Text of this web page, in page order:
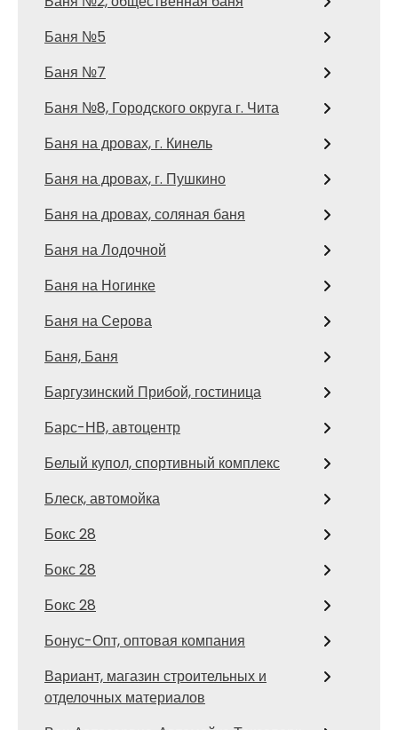
Баня №5
Баня №7
Баня №8, Городского округа г. Чита
Баня на дровах, г. Кинель
Баня на дровах, г. Пушкино
Баня на дровах, соляная баня
Баня на Лодочной
Баня на Ногинке
Баня на Серова
Баня, Баня
Баргузинский Прибой, гостиница
Барс-НВ, автоцентр
Белый купол, спортивный комплекс
Блеск, автомойка
Бокс 28
Бокс 28
Бокс 28
Бонус-Опт, оптовая компания
Вариант, магазин строительных и
отделочных материалов